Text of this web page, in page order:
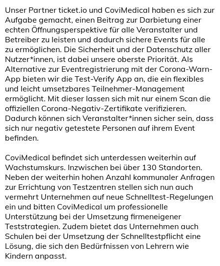
Unser Partner ticket.io und CoviMedical haben es sich zur
Aufgabe gemacht, einen Beitrag zur Darbietung einer
echten Öffnungsperspektive für alle Veranstalter und
Betreiber zu leisten und dadurch sichere Events für alle
zu ermöglichen. Die Sicherheit und der Datenschutz aller
Nutzer*innen, ist dabei unsere oberste Priorität. Als
Alternative zur Eventregistrierung mit der Corona-Warn-
App bieten wir die Test-Verify App an, die ein flexibles
und leicht umsetzbares Teilnehmer-Management
ermöglicht. Mit dieser lassen sich mit nur einem Scan die
offiziellen Corona-Negativ-Zertifikate verifizieren.
Dadurch können sich Veranstalter*innen sicher sein, dass
sich nur negativ getestete Personen auf ihrem Event
befinden.
CoviMedical befindet sich unterdessen weiterhin auf
Wachstumskurs. Inzwischen bei über 130 Standorten.
Neben der weiterhin hohen Anzahl kommunaler Anfragen
zur Errichtung von Testzentren stellen sich nun auch
vermehrt Unternehmen auf neue Schnelltest-Regelungen
ein und bitten CoviMedical um professionelle
Unterstützung bei der Umsetzung firmeneigener
Teststrategien. Zudem bietet das Unternehmen auch
Schulen bei der Umsetzung der Schnelltestpflicht eine
Lösung, die sich den Bedürfnissen von Lehrern wie
Kindern anpasst.